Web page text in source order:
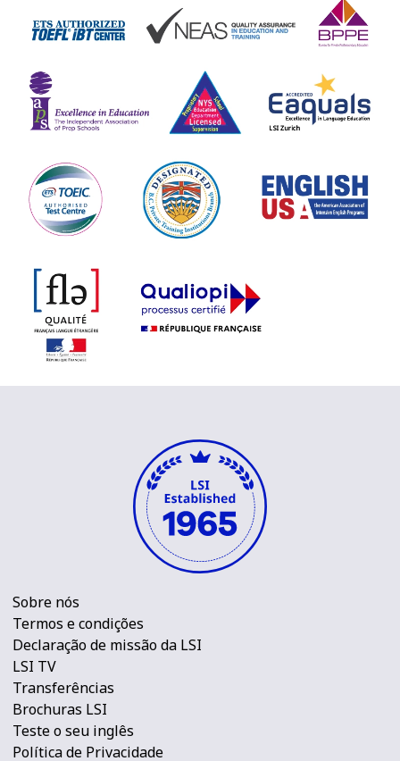
Sobre nós
Termos e condições
Declaração de missão da LSI
LSI TV
Transferências
Brochuras LSI
Teste o seu inglês
Política de Privacidade